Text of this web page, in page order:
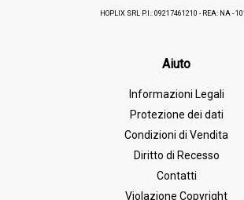
HOPLIX SRL P.I.: 09217461210 - REA: NA -
Aiuto
Informazioni Legali
Protezione dei dati
Condizioni di Vendita
Diritto di Recesso
Contatti
Violazione Copyright